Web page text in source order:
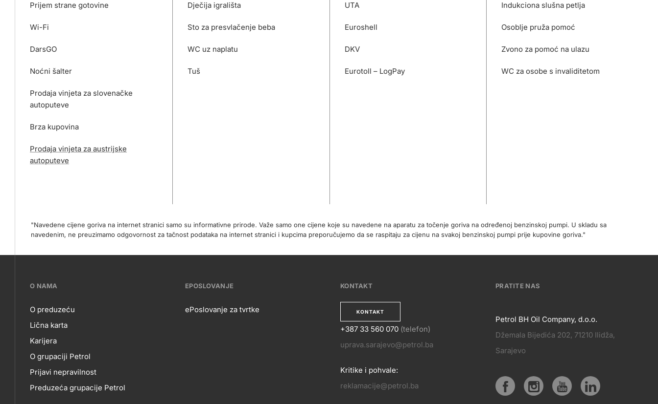
Prijem strane gotovine
Wi-Fi
DarsGO
Noćni šalter
Prodaja vinjeta za slovenačke
autoputeve
Brza kupovina
Prodaja vinjeta za austrijske
autoputeve
Dječija igrališta
Sto za presvlačenje beba
WC uz naplatu
Tuš
UTA
Euroshell
DKV
Eurotoll – LogPay
Indukciona slušna petlja
Osoblje pruža pomoć
Zvono za pomoć na ulazu
WC za osobe s invaliditetom
"Navedene cijene goriva na internet stranici samo su informativne prirode. Važe samo one cijene koje su navedene na aparatu za točenje goriva na određenoj benzinskoj pumpi. U skladu sa
navedenim, ne preuzimamo odgovornost za tačnost podataka na internet stranici i kupcima preporučujemo da se raspitaju za cijenu na svakoj benzinskoj pumpi prije kupovine goriva."
???
petrol-
skupno.footer-
title???
O NAMA
O
NAMA
O preduzeću
Lična karta
Karijera
O grupaciji Petrol
Prijavi nepravilnost
Preduzeća grupacije Petrol
EPOSLOVANJE
EPOSLOVANJE
ePoslovanje za tvrtke
KONTAKT
KONTAKT
KONTAKT
+387 33 560 070 (telefon)
uprava.sarajevo@petrol.ba
Kritike i pohvale:
reklamacije@petrol.ba
PRATITE NAS
PRATITE
NAS
Petrol BH Oil Company, d.o.o.
Džemala Bijedića 202, 71210 Ilidža,
Sarajevo